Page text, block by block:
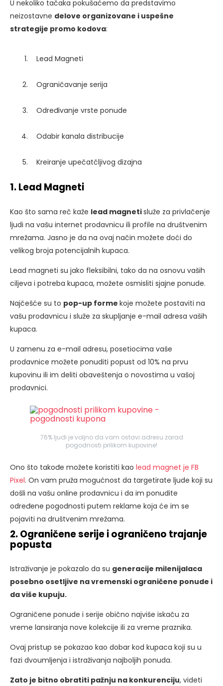
U nekoliko tačaka pokušaćemo da predstavimo
neizostavne delove organizovane i uspešne
strategije promo kodova:
Lead Magneti
Ograničavanje serija
Određivanje vrste ponude
Odabir kanala distribucije
Kreiranje upečatčljivog dizajna
1. Lead Magneti
Kao što sama reč kaže lead magnetisluže za privlačenje
ljudi na vašu internet prodavnicu ili profile na društvenim
mrežama. Jasno je da na ovaj način možete doći do
velikog broja potencijalnih kupaca.
Lead magneti su jako fleksibilni, tako da na osnovu vaših
ciljeva i potreba kupaca, možete osmisliti sjajne ponude.
Najčešće su to pop-up forme koje možete postaviti na
vašu prodavnicu i služe za skupljanje e-mail adresa vaših
kupaca.
U zamenu za e-mail adresu, posetiocima vaše
prodavnice možete ponuditi popust od 10% na prvu
kupovinu ili im deliti obaveštenja o novostima u vašoj
prodavnici.
76% ljudi je voljno da vam ostavi adresu zarad
pogodnosti prilikom kupovine!
Ono što takođe možete koristiti kao lead magnet je FB
Pixel. On vam pruža mogućnost da targetirate ljude koji su
došli na vašu online prodavnicu i da im ponudite
određene pogodnosti putem reklame koja će im se
pojaviti na društvenim mrežama.
2. Ograničene serije i ograničeno trajanje
popusta
Istraživanje je pokazalo da su generacije milenijalaca
posebno osetljive na vremenski ograničene ponude i
da više kupuju.
Ograničene ponude i serije obično najviše iskaču za
vreme lansiranja nove kolekcije ili za vreme praznika.
Ovaj pristup se pokazao kao dobar kod kupaca koji su u
fazi dvoumljenja i istraživanja najboljih ponuda.
Zato je bitno obratiti pažnju na konkurenciju, videti